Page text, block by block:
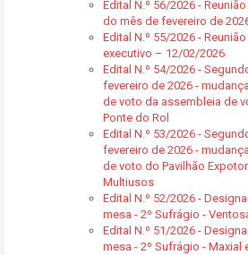
Edital N.º 56/2026 -
do mês de fevereiro de
Edital N.º 55/2026 -
executivo – 12/02/2026
Edital N.º 54/2026 -
fevereiro de 2026 -
de voto da assembleia de
Ponte do Rol
Edital N.º 53/2026 -
fevereiro de 2026 -
de voto do Pavilhão
Multiusos
Edital N.º 52/2026 -
mesa - 2º Sufrágio -
Edital N.º 51/2026 -
mesa - 2º Sufrágio - Maxial